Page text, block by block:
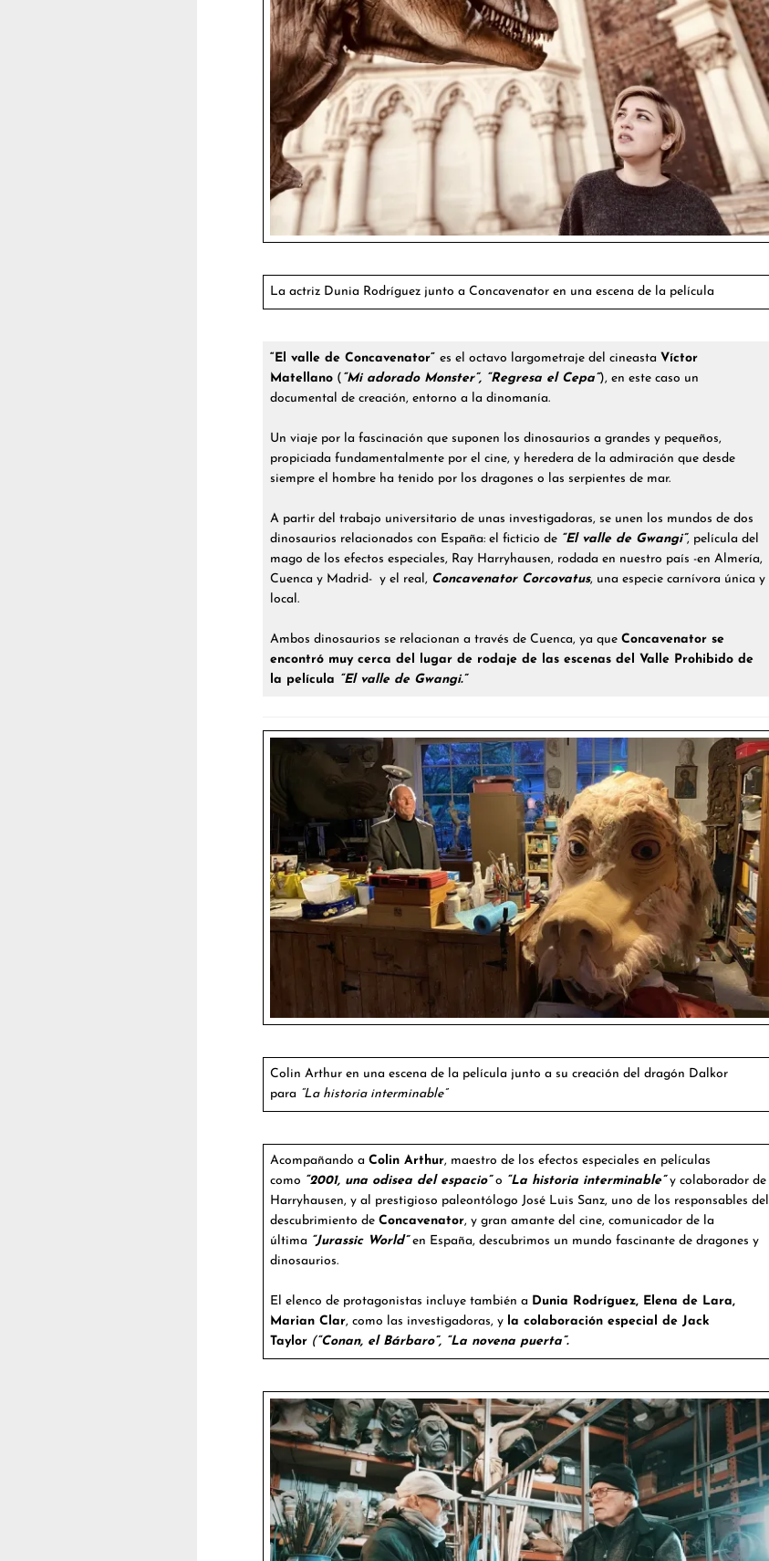
La actriz Dunia Rodríguez junto a Concavenator en una escena de la película
“El valle de Concavenator” es el octavo largometraje del cineasta Víctor
Matellano( “Mi adorado Monster”, “Regresa el Cepa”), en este caso un
documental de creación, entorno a la dinomanía.
Un viaje por la fascinación que suponen los dinosaurios a grandes y pequeños,
propiciada fundamentalmente por el cine, y heredera de la admiración que desde
siempre el hombre ha tenido por los dragones o las serpientes de mar.
A partir del trabajo universitario de unas investigadoras, se unen los mundos de dos
dinosaurios relacionados con España: el ficticio de “El valle de Gwangi”, película del
mago de los efectos especiales, Ray Harryhausen, rodada en nuestro país -en Almería,
Cuenca y Madrid- y el real, Concavenator Corcovatus, una especie carnívora única y
local.
Ambos dinosaurios se relacionan a través de Cuenca, ya que Concavenator se
encontró muy cerca del lugar de rodaje de las escenas del Valle Prohibido de
la película “El valle de Gwangi.”
Colin Arthur en una escena de la película junto a su creación del dragón Dalkor
para “La historia interminable”
Acompañando a Colin Arthur, maestro de los efectos especiales en películas
como “2001, una odisea del espacio”o “La historia interminable”y colaborador de
Harryhausen, y al prestigioso paleontólogo José Luis Sanz, uno de los responsables del
descubrimiento de Concavenator, y gran amante del cine, comunicador de la
última “Jurassic World”en España, descubrimos un mundo fascinante de dragones y
dinosaurios.
El elenco de protagonistas incluye también a Dunia Rodríguez, Elena de Lara,
Marian Clar, como las investigadoras, y la colaboración especial de Jack
Taylor (“Conan, el Bárbaro”, “La novena puerta”.